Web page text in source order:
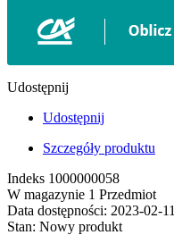
Udostępnij
Udostępnij
Szczegóły produktu
Indeks 1000000058
W magazynie 1 Przedmiot
Data dostępności: 2023-02-11
Stan: Nowy produkt